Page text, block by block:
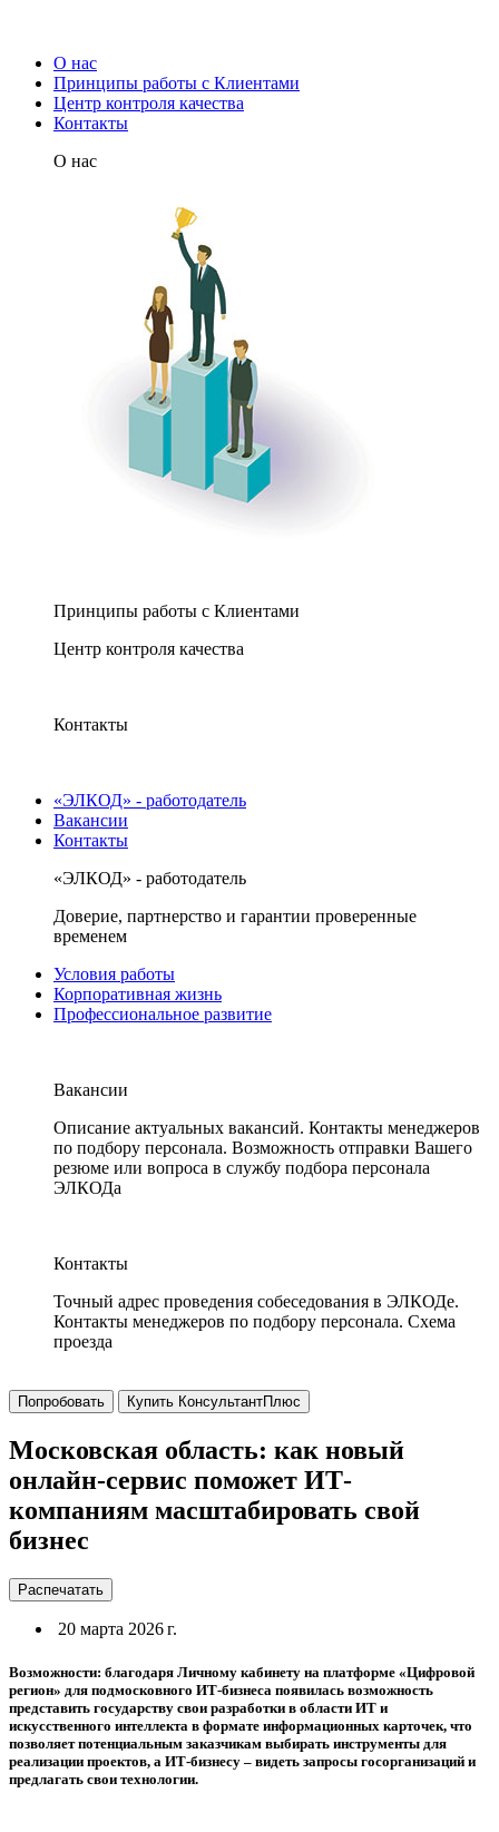
О нас
Принципы работы с Клиентами
Центр контроля качества
Контакты
О нас
Принципы работы с Клиентами
Центр контроля качества
Контакты
«ЭЛКОД» - работодатель
Вакансии
Контакты
«ЭЛКОД» - работодатель
Доверие, партнерство и гарантии проверенные
временем
Условия работы
Корпоративная жизнь
Профессиональное развитие
Вакансии
Описание актуальных вакансий. Контакты менеджеров
по подбору персонала. Возможность отправки Вашего
резюме или вопроса в службу подбора персонала
ЭЛКОДа
Контакты
Точный адрес проведения собеседования в ЭЛКОДе.
Контакты менеджеров по подбору персонала. Схема
проезда
Попробовать Купить КонсультантПлюс
Московская область: как новый
онлайн-сервис поможет ИТ-
компаниям масштабировать свой
бизнес
Распечатать
20 марта 2026 г.
Возможности: благодаря Личному кабинету на платформе «Цифровой
регион» для подмосковного ИТ-бизнеса появилась возможность
представить государству свои разработки в области ИТ и
искусственного интеллекта в формате информационных карточек, что
позволяет потенциальным заказчикам выбирать инструменты для
реализации проектов, а ИТ-бизнесу – видеть запросы госорганизаций и
предлагать свои технологии.